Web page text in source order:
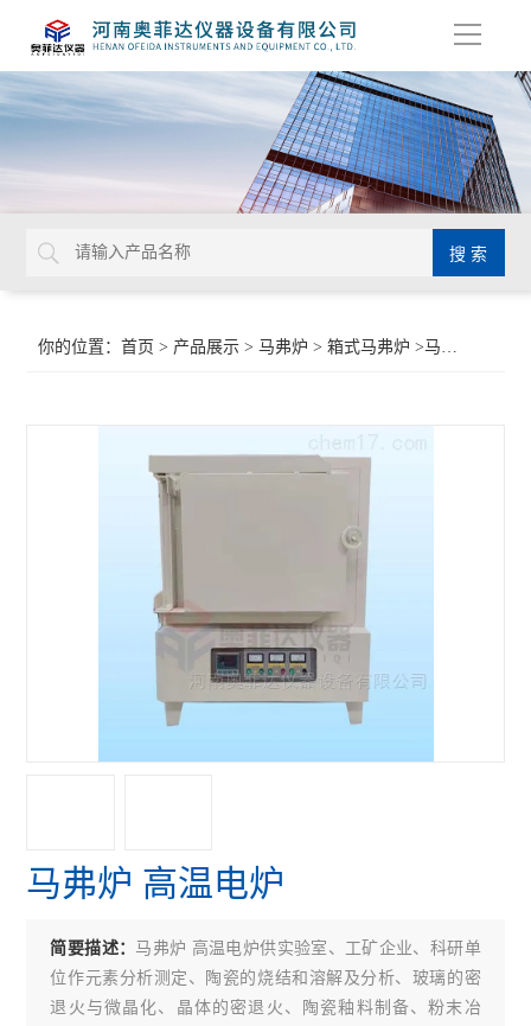
导
你的位置：首页 > 产品展示 >马弗炉 >箱式马弗炉 >马弗炉 高温电炉
马弗炉 高温电炉
简要描述： 马弗炉 高温电炉供实验室、工矿企业、科研单
位作元素分析测定、陶瓷的烧结和溶解及分析、玻璃的密
退火与微晶化、晶体的密退火、陶瓷釉料制备、粉末冶